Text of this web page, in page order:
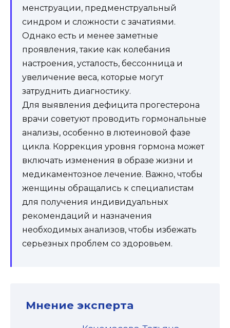
менструации, предменструальный
синдром и сложности с зачатиями.
Однако есть и менее заметные
проявления, такие как колебания
настроения, усталость, бессонница и
увеличение веса, которые могут
затруднить диагностику.
Для выявления дефицита прогестерона
врачи советуют проводить гормональные
анализы, особенно в лютеиновой фазе
цикла. Коррекция уровня гормона может
включать изменения в образе жизни и
медикаментозное лечение. Важно, чтобы
женщины обращались к специалистам
для получения индивидуальных
рекомендаций и назначения
необходимых анализов, чтобы избежать
серьезных проблем со здоровьем.
Мнение эксперта